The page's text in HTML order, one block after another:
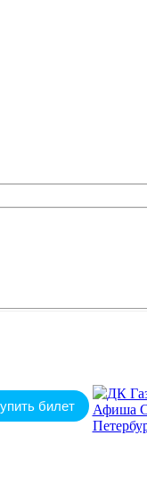
билет